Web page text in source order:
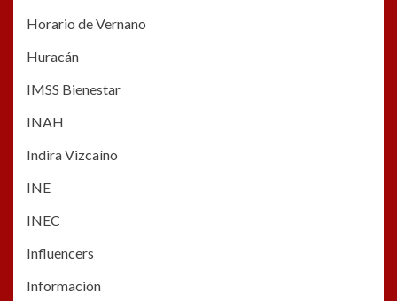
Horario de Vernano
Huracán
IMSS Bienestar
INAH
Indira Vizcaíno
INE
INEC
Influencers
Información